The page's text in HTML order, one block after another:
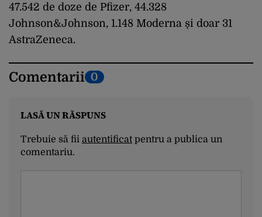
47.542 de doze de Pfizer, 44.328
Johnson&Johnson, 1.148 Moderna și doar 31
AstraZeneca.
Comentarii 0
LASĂ UN RĂSPUNS
Trebuie să fii autentificatpentru a publica un
comentariu.